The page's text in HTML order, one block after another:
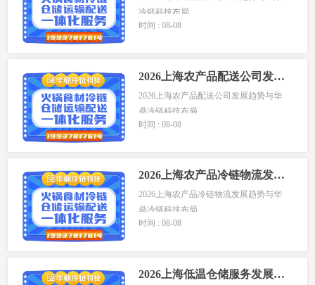
冷链科技布局
时间 : 08-08
2026上海农产品配送公司发展趋势与华鼎冷链科技布局
2026上海农产品配送公司发展趋势与华
鼎冷链科技布局
时间 : 08-08
2026上海农产品冷链物流发展趋势与华鼎冷链科技布局
2026上海农产品冷链物流发展趋势与华
鼎冷链科技布局
时间 : 08-08
2026上海低温仓储服务发展趋势与华鼎冷链科技布局